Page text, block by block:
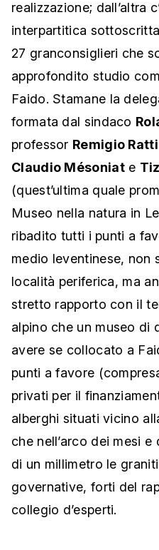
realizzazione; dall’altra
interpartitica
27 granconsiglieri che
approfondito studio
Faido. Stamane la
formata dal sindaco
professor Remigio Ratti
Claudio Mésoniate
(quest’ultima quale
Museo nella natura in
ribadito tutti i punti a
medio leventinese, non
località periferica, ma
stretto rapporto con il
alpino che un museo di
avere se collocato a
punti a favore
privati per il
alberghi situati vicino
che nell’arco dei mesi
di un millimetro le
governative, forti del
collegio d’esperti.